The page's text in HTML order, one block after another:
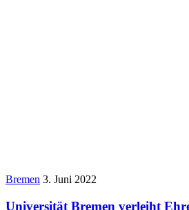
Bremen 3. Juni 2022
Universität Bremen verleiht